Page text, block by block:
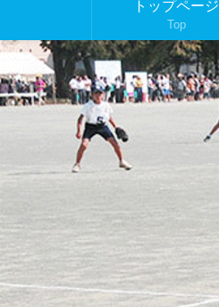
トップページ
Top